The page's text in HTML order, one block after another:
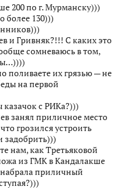
200 по г. Мурманску)))
более 130)))
и Гривняк?!!! С каких это
сомневаюсь в том,
поливаете их грязью — не
на первой
с РИКа?)))
занял приличное место
грозился устроить
задобрить)))
нам, как Третьяковой
из ГМК в Кандалакше
приличный